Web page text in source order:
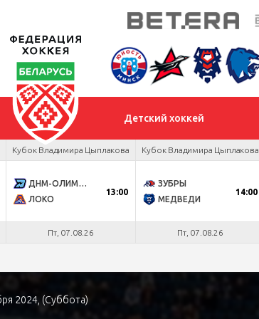
Детский хоккей
Кубок Владимира Цыплакова
ДНМ-ОЛИМПИК
ЛОКО
13:00
Пт, 07.08.26
Кубок Владимира Цыплакова
ЗУБРЫ
МЕДВЕДИ
14:00
Пт, 07.08.26
2024, (Суббота)